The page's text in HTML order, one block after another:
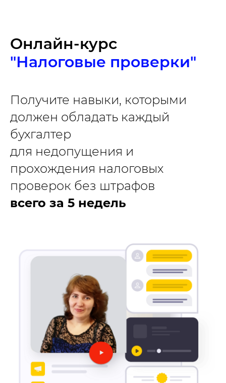
Онлайн-курс
"Налоговые проверки"
Получите навыки, которыми
должен обладать каждый
бухгалтер
для недопущения и
прохождения налоговых
проверок без штрафов
всего за 5 недель